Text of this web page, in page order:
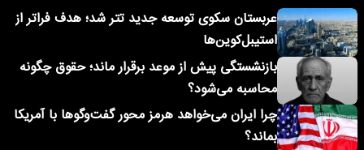
عربستان سکوی توسعه جدید تتر شد؛ هدف فراتر از
استیبل‌کوین‌ها
بازنشستگی پیش از موعد برقرار ماند؛ حقوق چگونه
محاسبه می‌شود؟
چرا ایران می‌خواهد هرمز محور گفت‌وگوها با آمریکا
بماند؟